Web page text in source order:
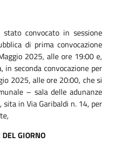
convocato in sessione
di prima convocazione
2025, alle ore 19:00 e,
in seconda convocazione per
2025, alle ore 20:00, che si
– sala delle adunanze
sita in Via Garibaldi n. 14, per
GIORNO